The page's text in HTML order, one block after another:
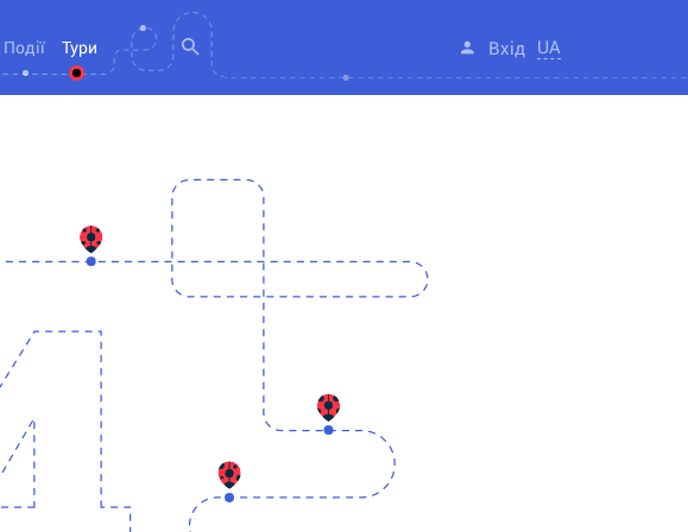
Події Тури Вхід UA